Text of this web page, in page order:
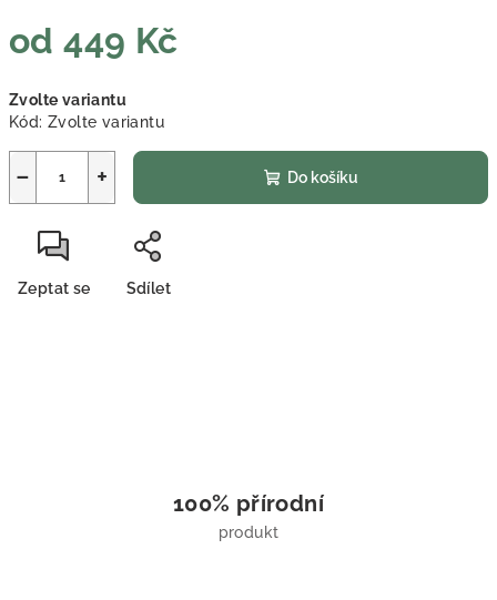
od449 Kč
cena:
Zvolte variantu
Kód: Zvolte variantu
+
− Do košíku
Zeptat se Sdílet
100% přírodní
produkt